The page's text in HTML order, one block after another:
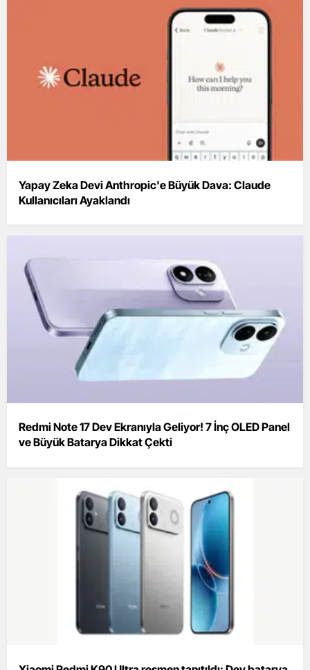
Yapay Zeka Devi Anthropic'e Büyük Dava: Claude
Kullanıcıları Ayaklandı
Redmi Note 17 Dev Ekranıyla Geliyor! 7 İnç OLED Panel
ve Büyük Batarya Dikkat Çekti